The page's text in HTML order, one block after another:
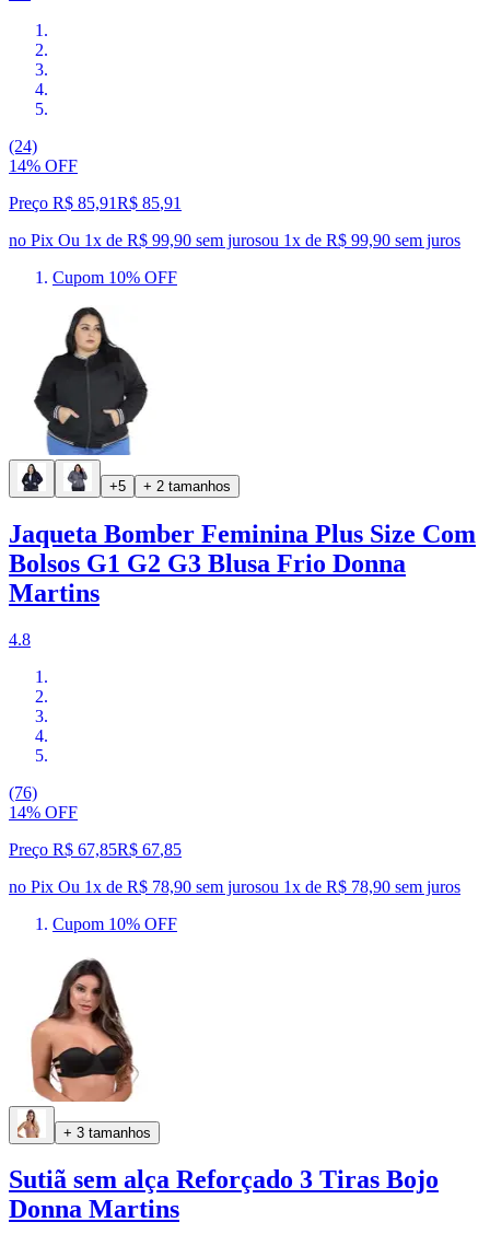
(24)
14% OFF
Preço R$ 85,91R$ 85,91
no Pix Ou 1x de R$ 99,90 sem jurosou 1x de R$ 99,90 sem juros
Cupom 10% OFF
+5 + 2 tamanhos
Jaqueta Bomber Feminina Plus Size Com
Bolsos G1 G2 G3 Blusa Frio Donna
Martins
4.8
(76)
14% OFF
Preço R$ 67,85R$ 67,85
no Pix Ou 1x de R$ 78,90 sem jurosou 1x de R$ 78,90 sem juros
Cupom 10% OFF
+ 3 tamanhos
Sutiã sem alça Reforçado 3 Tiras Bojo
Donna Martins